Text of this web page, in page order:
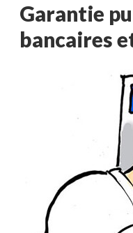
Garantie
bancaires